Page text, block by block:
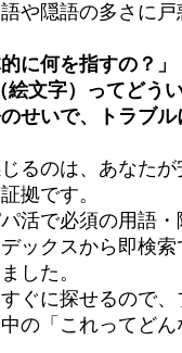
や隠語の多さに
に何を指すの？」
絵文字）ってどう
のせいで、トラブ
るのは、あなたが
拠です。
活で必須の用語
ックスから即検
した。
ぐに探せるので、
の「これってど